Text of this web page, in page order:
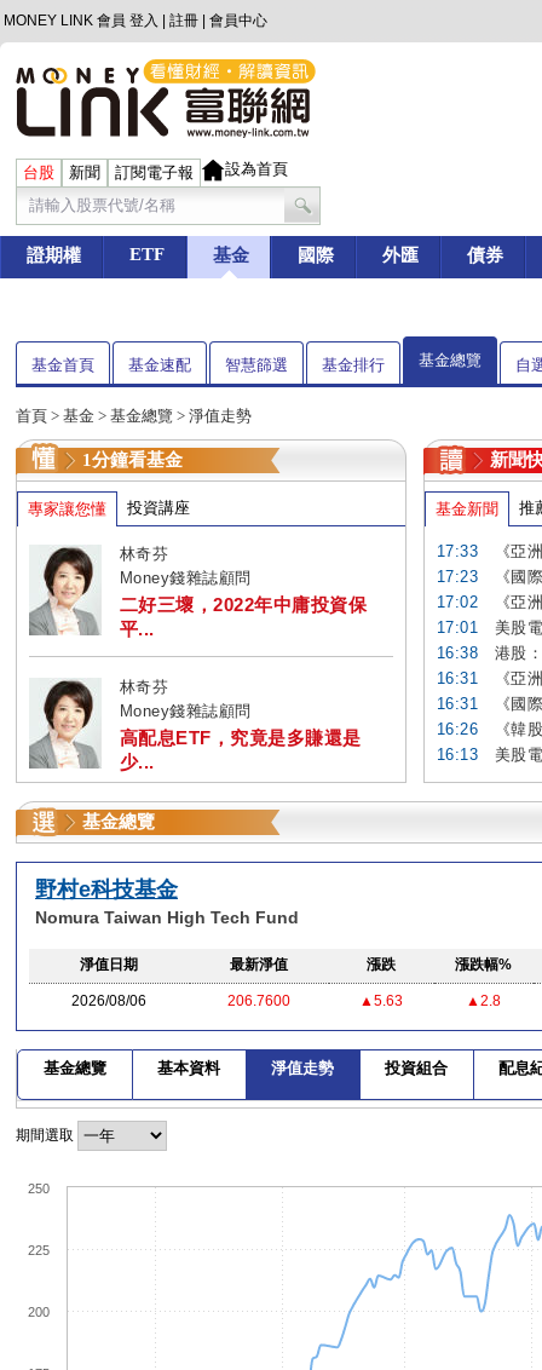
MONEY LINK 會員 登入 註冊 會員中心
台股 新聞 訂閱電子報 設為首頁
證期權 ETF 基金 國際 外匯 債券
基金首頁 基金速配 智慧篩選 基金排行 基金總覽 自
首頁 > 基金 > 基金總覽 > 淨值走勢
1分鐘看基金
專家讓您懂 投資講座
林奇芬
Money錢雜誌顧問
二好三壞，2022年中庸投資保
平...
林奇芬
Money錢雜誌顧問
高配息ETF，究竟是多賺還是
少...
新聞
基金新聞 推
17:33
《亞
17:23
《國
17:02
《亞
17:01
美股
16:38
港股
16:31
《亞
16:31
《國
16:26
《韓
16:13
美股
基金總覽
野村e科技基金
Nomura Taiwan High Tech Fund
淨值日期 最新淨值 漲跌 漲跌幅%
2026/08/06 206.7600 ▲5.63 ▲2.8
基金總覽 基本資料 淨值走勢 投資組合 配息
期間選取
200
225
250